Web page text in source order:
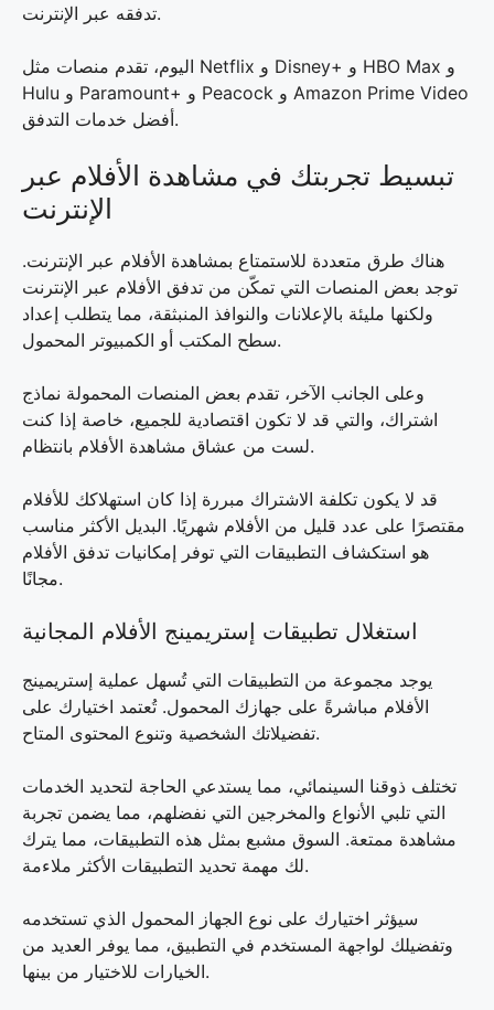
تدفقه عبر الإنترنت.
اليوم، تقدم منصات مثل Netflix و Disney+ و HBO Max و
Hulu و Paramount+ و Peacock و Amazon Prime Video
أفضل خدمات التدفق.
تبسيط تجربتك في مشاهدة الأفلام عبر
الإنترنت
هناك طرق متعددة للاستمتاع بمشاهدة الأفلام عبر الإنترنت.
توجد بعض المنصات التي تمكّن من تدفق الأفلام عبر الإنترنت
ولكنها مليئة بالإعلانات والنوافذ المنبثقة، مما يتطلب إعداد
سطح المكتب أو الكمبيوتر المحمول.
وعلى الجانب الآخر، تقدم بعض المنصات المحمولة نماذج
اشتراك، والتي قد لا تكون اقتصادية للجميع، خاصة إذا كنت
لست من عشاق مشاهدة الأفلام بانتظام.
قد لا يكون تكلفة الاشتراك مبررة إذا كان استهلاكك للأفلام
مقتصرًا على عدد قليل من الأفلام شهريًا. البديل الأكثر مناسب
هو استكشاف التطبيقات التي توفر إمكانيات تدفق الأفلام
مجانًا.
استغلال تطبيقات إستريمينج الأفلام المجانية
يوجد مجموعة من التطبيقات التي تُسهل عملية إستريمينج
الأفلام مباشرةً على جهازك المحمول. تُعتمد اختيارك على
تفضيلاتك الشخصية وتنوع المحتوى المتاح.
تختلف ذوقنا السينمائي، مما يستدعي الحاجة لتحديد الخدمات
التي تلبي الأنواع والمخرجين التي نفضلهم، مما يضمن تجربة
مشاهدة ممتعة. السوق مشبع بمثل هذه التطبيقات، مما يترك
لك مهمة تحديد التطبيقات الأكثر ملاءمة.
سيؤثر اختيارك على نوع الجهاز المحمول الذي تستخدمه
وتفضيلك لواجهة المستخدم في التطبيق، مما يوفر العديد من
الخيارات للاختيار من بينها.